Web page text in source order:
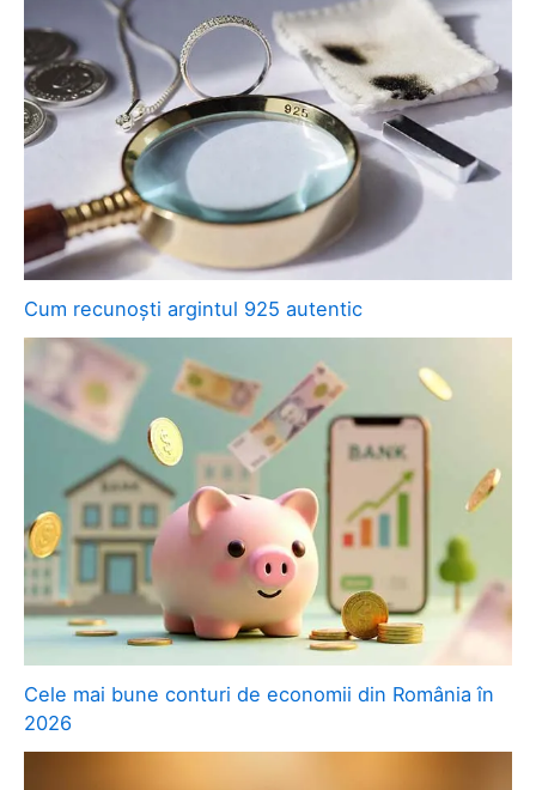
Cum recunoști argintul 925 autentic
Cele mai bune conturi de economii din România în
2026